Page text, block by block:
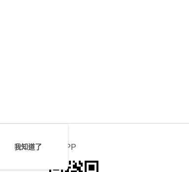
官方APP
我知道了